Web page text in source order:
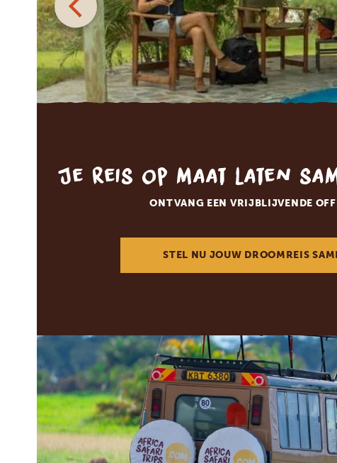
Je reis op maat laten
ONTVANG EEN VRIJBLIJVENDE
STEL NU JOUW DROOMREIS